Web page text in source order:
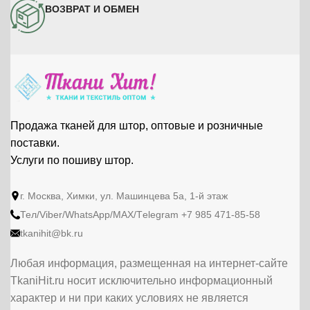
ВОЗВРАТ И ОБМЕН
Продажа тканей для штор, оптовые и розничные
поставки.
Услуги по пошиву штор.
г. Москва, Химки, ул. Машинцева 5а, 1-й этаж
Тел/Viber/WhatsApp/МАХ/Тelegram +7 985 471-85-58
tkanihit@bk.ru
Любая информация, размещенная на интернет-сайте
TkaniHit.ru носит исключительно информационный
характер и ни при каких условиях не является